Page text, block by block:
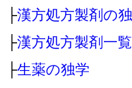
├漢方処方製剤の
├漢方処方製剤一覧
├生薬の独学